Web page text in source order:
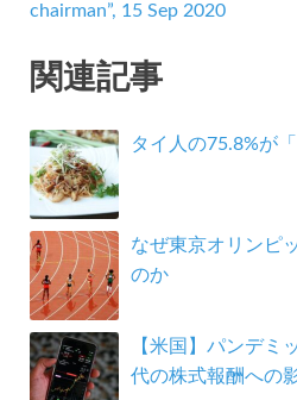
chairman”, 15 Sep 2020
関連記事
タイ人の75.8%が
なぜ東京オリンピ
のか
【米国】パンデミ
代の株式報酬への